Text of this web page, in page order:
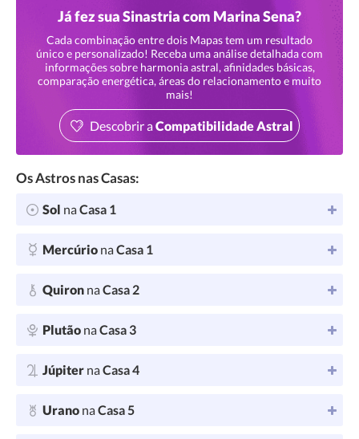
Já fez sua Sinastria com Marina Sena?
Cada combinação entre dois Mapas tem um resultado
único e personalizado! Receba uma análise detalhada com
informações sobre harmonia astral, afinidades básicas,
comparação energética, áreas do relacionamento e muito
mais!
Descobrir aCompatibilidade Astral
Os Astros nas Casas:
Sol naCasa 1
Mercúrio naCasa 1
Quiron naCasa 2
Plutão naCasa 3
Júpiter naCasa 4
Urano naCasa 5